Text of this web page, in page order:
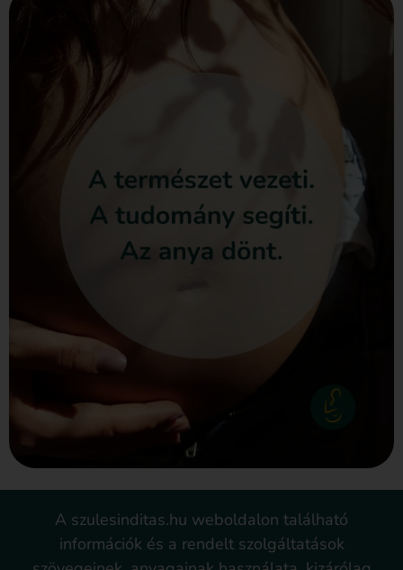
A szulesinditas.hu weboldalon található
információk és a rendelt szolgáltatások